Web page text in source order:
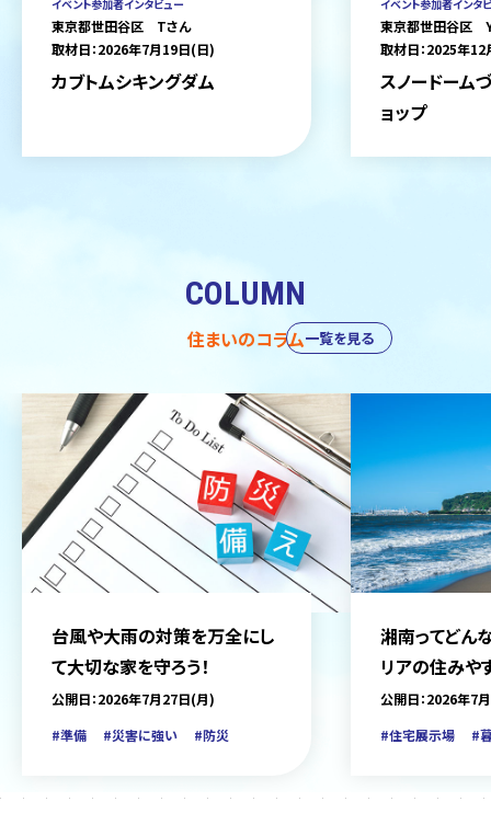
イベント参加者インタビュー
東京都世田谷区 Tさん
取材日：2026年7月19日(日)
カブトムシキングダム
イベント参加者インタ
東京都世田谷区
取材日：2025年
スノードーム
ョップ
COLUMN
住まいのコラム
台風や大雨の対策を万全にし
て大切な家を守ろう！
公開日：2026年7月27日(月)
#準備
#災害に強い #防災
湘南ってどん
リアの住みや
をご紹介
公開日：2026年7
#住宅展示場
#
一覧を見る